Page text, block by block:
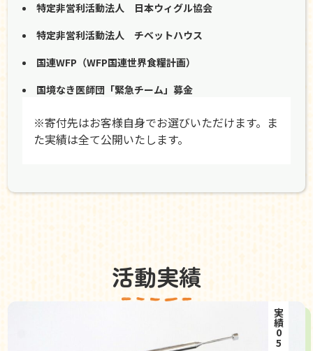
特定非営利活動法人 日本ウィグル協会
特定非営利活動法人 チベットハウス
国連WFP（WFP国連世界食糧計画）
国境なき医師団「緊急チーム」募金
※寄付先はお客様自身でお選びいただけます。ま
た実績は全て公開いたします。
活動実績
実績05